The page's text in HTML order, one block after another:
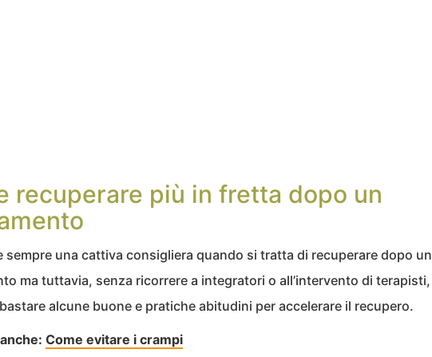
recuperare più in fretta dopo un
sempre una cattiva consigliera quando si tratta di recuperare dopo un
ma tuttavia, senza ricorrere a integratori o all’intervento di terapisti,
alcune buone e pratiche abitudini per accelerare il recupero.
Come evitare i crampi